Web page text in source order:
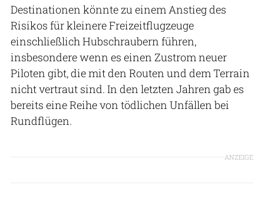
Destinationen könnte zu einem Anstieg des
Risikos für kleinere Freizeitflugzeuge
einschließlich Hubschraubern führen,
insbesondere wenn es einen Zustrom neuer
Piloten gibt, die mit den Routen und dem Terrain
nicht vertraut sind. In den letzten Jahren gab es
bereits eine Reihe von tödlichen Unfällen bei
Rundflügen.
ANZEIGE